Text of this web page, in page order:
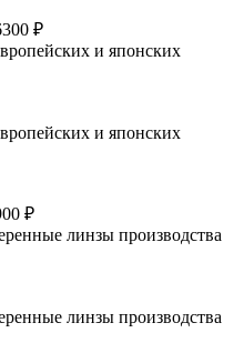
₽
и японских
и японских
₽
линзы производства
линзы производства